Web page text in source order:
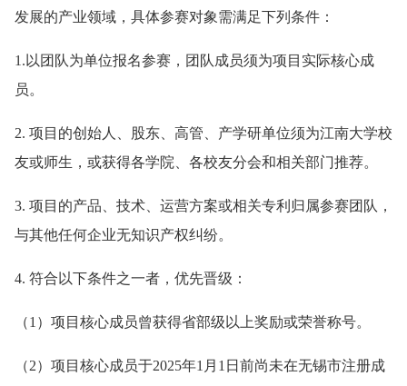
发展的产业领域，具体参赛对象需满足下列条件：
1.以团队为单位报名参赛，团队成员须为项目实际核心成
员。
2. 项目的创始人、股东、高管、产学研单位须为江南大学校
友或师生，或获得各学院、各校友分会和相关部门推荐。
3. 项目的产品、技术、运营方案或相关专利归属参赛团队，
与其他任何企业无知识产权纠纷。
4. 符合以下条件之一者，优先晋级：
（1）项目核心成员曾获得省部级以上奖励或荣誉称号。
（2）项目核心成员于2025年1月1日前尚未在无锡市注册成